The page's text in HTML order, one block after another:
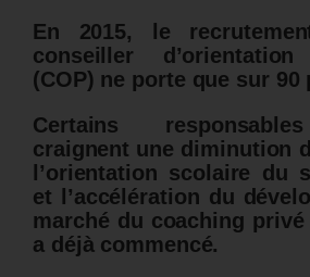
En 2015, le
conseiller d’orientation
(COP) ne porte que sur 90
Certains
craignent une diminution
l’orientation scolaire du
et l’accélération du
marché du coaching
a déjà commencé.